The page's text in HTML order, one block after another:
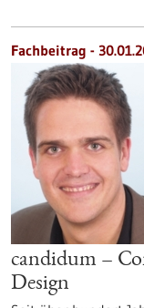
Fachbeitrag -
candidum –
Design